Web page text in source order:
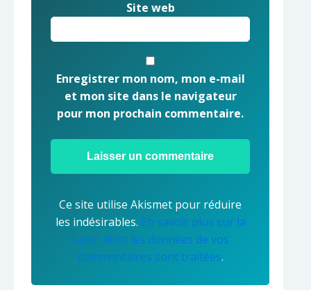
Site web
Enregistrer mon nom, mon e-mail
et mon site dans le navigateur
pour mon prochain commentaire.
Ce site utilise Akismet pour réduire
les indésirables. En savoir plus sur la
façon dont les données de vos
commentaires sont traitées.